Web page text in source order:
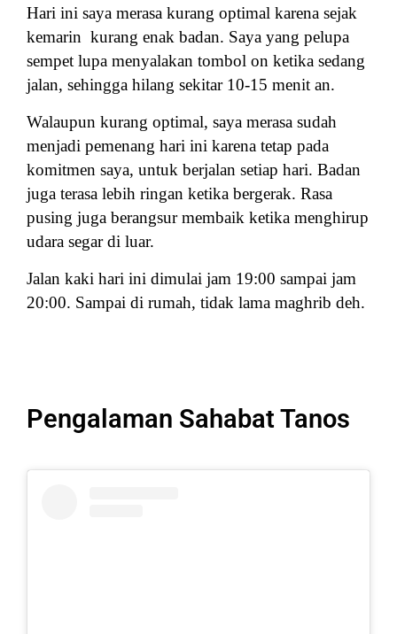
Hari ini saya merasa kurang optimal karena sejak
kemarin kurang enak badan. Saya yang pelupa
sempet lupa menyalakan tombol on ketika sedang
jalan, sehingga hilang sekitar 10-15 menit an.
Walaupun kurang optimal, saya merasa sudah
menjadi pemenang hari ini karena tetap pada
komitmen saya, untuk berjalan setiap hari. Badan
juga terasa lebih ringan ketika bergerak. Rasa
pusing juga berangsur membaik ketika menghirup
udara segar di luar.
Jalan kaki hari ini dimulai jam 19:00 sampai jam
20:00. Sampai di rumah, tidak lama maghrib deh.
Pengalaman Sahabat Tanos